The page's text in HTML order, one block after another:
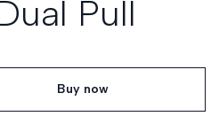
Pull
Buy now